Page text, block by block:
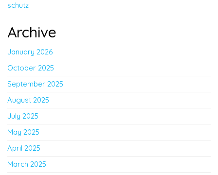
schutz
Archive
January 2026
October 2025
September 2025
August 2025
July 2025
May 2025
April 2025
March 2025